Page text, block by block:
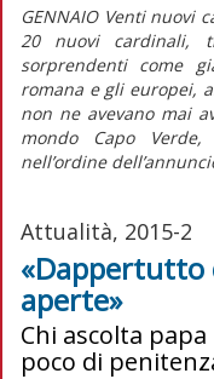
GENNAIO Venti nuovi
20 nuovi cardinali,
sorprendenti come
romana e gli europei,
non ne avevano mai
mondo Capo Verde,
nell’ordine
Attualità, 2015-2
«Dappertutto
aperte»
Chi ascolta
poco di